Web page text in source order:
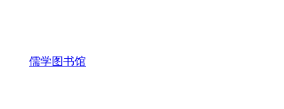
儒学图书馆